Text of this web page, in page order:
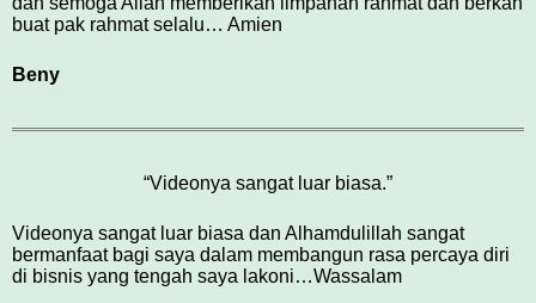
buat pak rahmat selalu… Amien
Beny
“Videonya sangat luar biasa.”
Videonya sangat luar biasa dan Alhamdulillah sangat
bermanfaat bagi saya dalam membangun rasa percaya diri
di bisnis yang tengah saya lakoni…Wassalam